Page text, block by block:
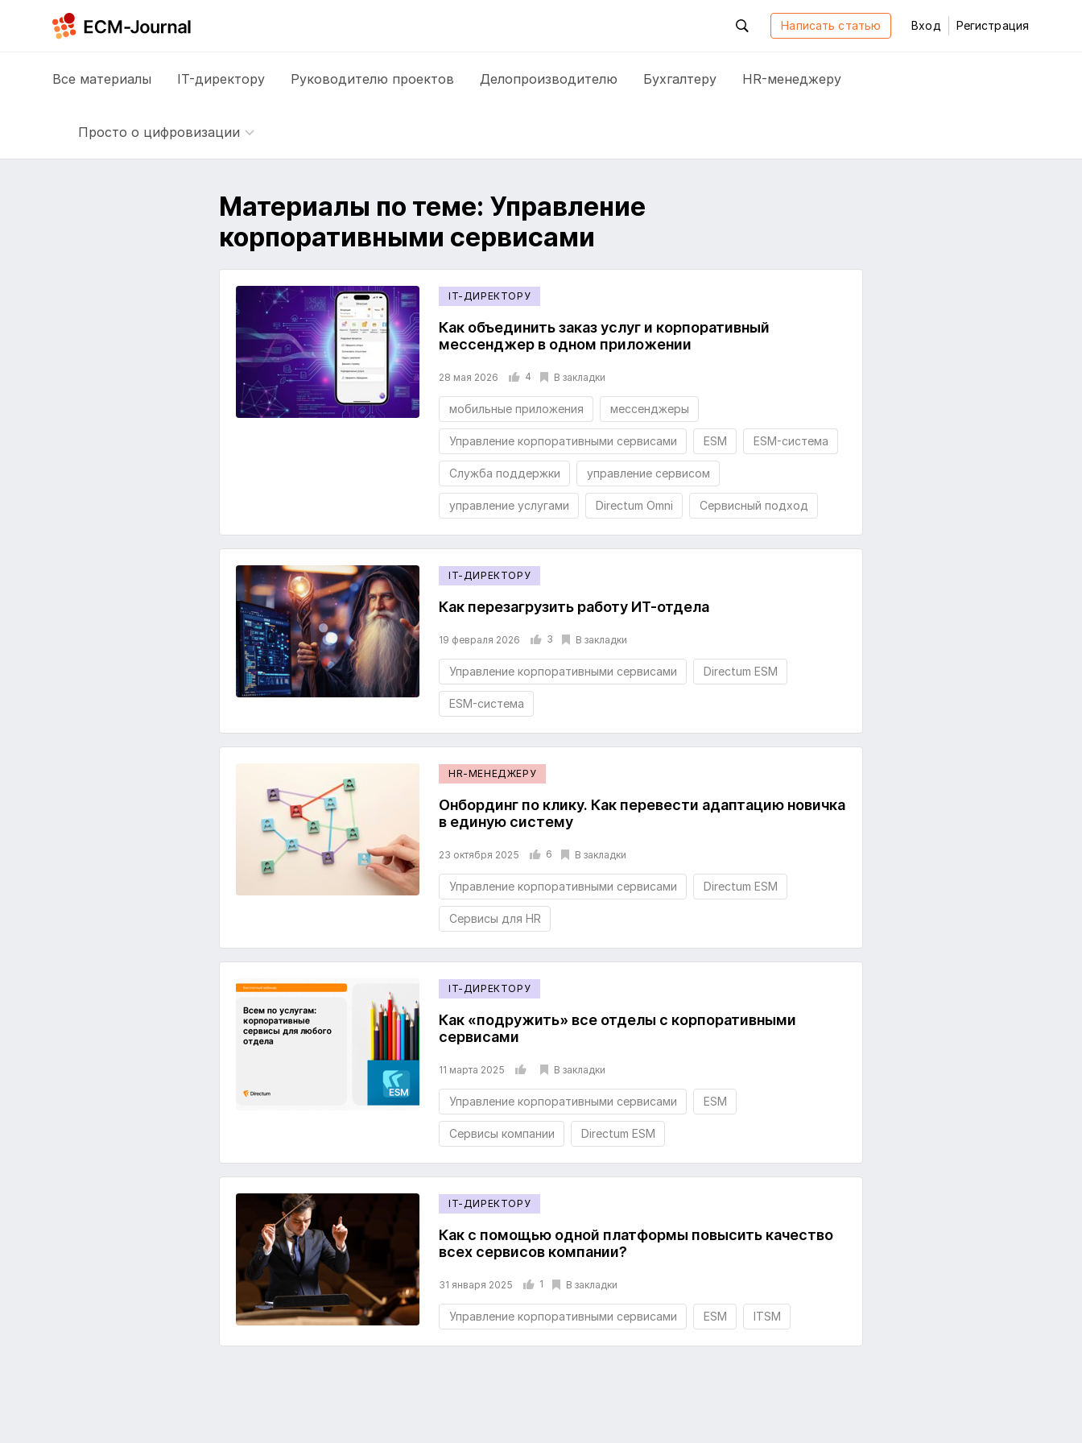
Написать статью Вход Регистрация
Все материалы IT-директору Руководителю проектов Делопроизводителю Бухгалтеру HR-менеджеру
Просто о цифровизации
Материалы по теме: Управление
корпоративными сервисами
IT-ДИРЕКТОРУ
Как объединить заказ услуг и корпоративный
мессенджер в одном приложении
28 мая 2026 4 В закладки
мобильные приложения мессенджеры
Управление корпоративными сервисами ESM ESM-система
Служба поддержки управление сервисом
управление услугами Directum Omni Сервисный подход
IT-ДИРЕКТОРУ
Как перезагрузить работу ИТ-отдела
19 февраля 2026 3 В закладки
Управление корпоративными сервисами Directum ESM
ESM-система
HR-МЕНЕДЖЕРУ
Онбординг по клику. Как перевести адаптацию новичка
в единую систему
23 октября 2025 6 В закладки
Управление корпоративными сервисами Directum ESM
Сервисы для HR
IT-ДИРЕКТОРУ
Как «подружить» все отделы с корпоративными
сервисами
11 марта 2025 В закладки
Управление корпоративными сервисами ESM
Сервисы компании Directum ESM
IT-ДИРЕКТОРУ
Как с помощью одной платформы повысить качество
всех сервисов компании?
31 января 2025 1 В закладки
Управление корпоративными сервисами ESM ITSM